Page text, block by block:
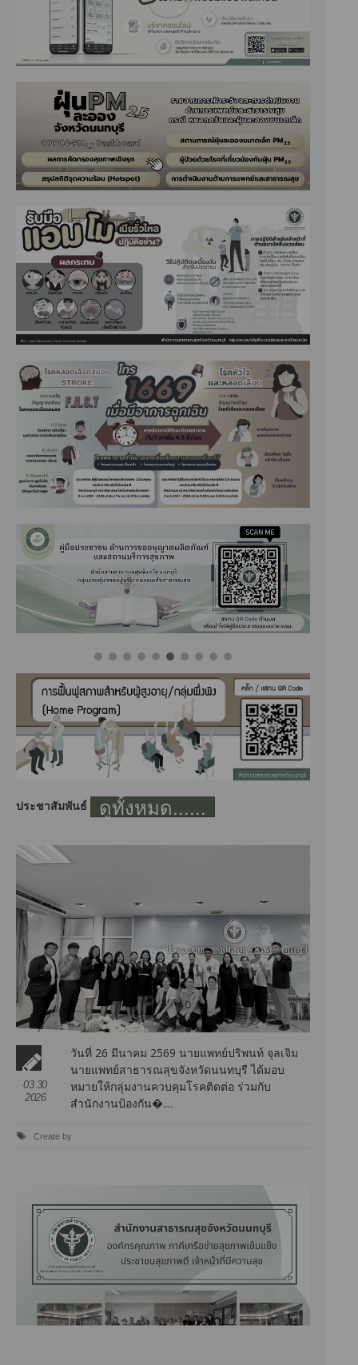
ประชาสัมพันธ์ ดูทั้งหมด......
03 30
2026
วันที่ 26 มีนาคม 2569 นายแพทย์ปริพนท์ จุลเจิม
นายแพทย์สาธารณสุขจังหวัดนนทบุรี ได้มอบ
หมายให้กลุ่มงานควบคุมโรคติดต่อ ร่วมกับ
สำนักงานป้องกัน�....
Create by